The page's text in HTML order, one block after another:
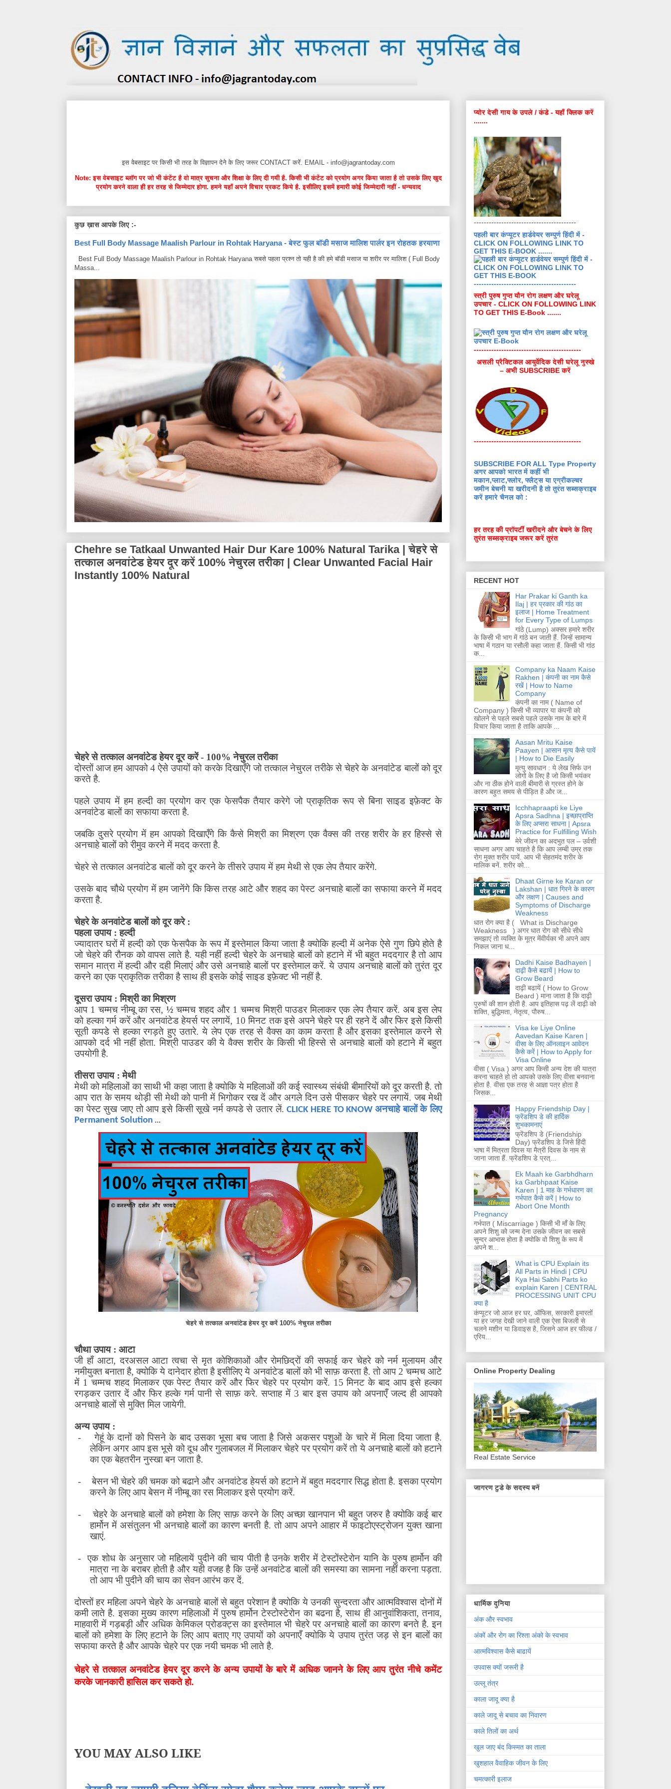
इस वेबसाइट पर किसी भी तरह के विज्ञापन देने के लिए जरूर CONTACT करें. EMAIL - info@jagrantoday.com
Note: इस वेबसाइट ब्लॉग पर जो भी कंटेंट है वो मात्र सुचना और शिक्षा के लिए दी गयी है. किसी भी कंटेंट को प्रयोग अगर किया जाता है तो उसके लिए खुद
प्रयोग करने वाला ही हर तरह से जिम्मेदार होगा. हमने यहाँ अपने विचार प्रकट किये है. इसीलिए इसमें हमारी कोई जिम्मेदारी नहीं - धन्यवाद
कुछ ख़ास आपके लिए :-
Best Full Body Massage Maalish Parlour in Rohtak Haryana - बेस्ट फुल बॉडी मसाज मालिश पार्लर इन रोहतक हरयाणा
Best Full Body Massage Maalish Parlour in Rohtak Haryana सबसे पहला प्रश्न तो यही है की हमे बॉडी मसाज या शरीर पर मालिश ( Full Body
Massa...
Chehre se Tatkaal Unwanted Hair Dur Kare 100% Natural Tarika | चेहरे से
तत्काल अनवांटेड हेयर दूर करें 100% नेचुरल तरीका | Clear Unwanted Facial Hair
Instantly 100% Natural
चेहरे से तत्काल अनवांटेड हेयर दूर करें - 100%नेचुरल तरीका
दोस्तों आज हम आपको 4 ऐसे उपायों को करके दिखाएँगे जो तत्काल नेचुरल तरीके से चेहरे के अनवांटेड बालों को दूर
करते है.
पहले उपाय में हम हल्दी का प्रयोग कर एक फेसपैक तैयार करेगे जो प्राकृतिक रूप से बिना साइड इफ़ेक्ट के
अनवांटेड बालों का सफाया करता है.
जबकि दुसरे प्रयोग में हम आपको दिखाएँगे कि कैसे मिश्री का मिश्रण एक वैक्स की तरह शरीर के हर हिस्से से
अनचाहे बालों को रीमुव करने में मदद करता है.
चेहरे से तत्काल अनवांटेड बालों को दूर करने के तीसरे उपाय में हम मेथी से एक लेप तैयार करेंगे.
उसके बाद चौथे प्रयोग में हम जानेंगे कि किस तरह आटे और शहद का पेस्ट अनचाहे बालों का सफाया करने में मदद
करता है.
चेहरे के अनवांटेड बालों को दूर करे :
पहला उपाय : हल्दी
ज्यादातर घरों में हल्दी को एक फेसपैक के रूप में इस्तेमाल किया जाता है क्योकि हल्दी में अनेक ऐसे गुण छिपे होते है
जो चेहरे की रौनक को वापस लाते है. यही नहीं हल्दी चेहरे के अनचाहे बालों को हटाने में भी बहुत मददगार है तो आप
समान मात्रा में हल्दी और दही मिलाएं और उसे अनचाहे बालों पर इस्तेमाल करें. ये उपाय अनचाहे बालों को तुरंत दूर
करने का एक प्राकृतिक तरीका है साथ ही इसके कोई साइड इफ़ेक्ट भी नहीं है.
दूसरा उपाय : मिश्री का मिश्रण
आप 1 चम्मच नीम्बू का रस, ½ चम्मच शहद और 1 चम्मच मिश्री पाउडर मिलाकर एक लेप तैयार करें. अब इस लेप
को हल्का गर्म करें और अनवांटेड हेयर्स पर लगायें, 10 मिनट तक इसे अपने चेहरे पर ही रहने दें और फिर इसे किसी
सूती कपडे से हल्का रगड़ते हुए उतारे. ये लेप एक तरह से वैक्स का काम करता है और इसका इस्तेमाल करने से
आपको दर्द भी नहीं होता. मिश्री पाउडर की ये वैक्स शरीर के किसी भी हिस्से से अनचाहे बालों को हटाने में बहुत
उपयोगी है.
तीसरा उपाय : मेथी
मेथी को महिलाओं का साथी भी कहा जाता है क्योकि ये महिलाओं की कई स्वास्थ्य संबंधी बीमारियों को दूर करती है. तो
आप रात के समय थोड़ी सी मेथी को पानी में भिगोकर रख दें और अगले दिन उसे पीसकर चेहरे पर लगायें. जब मेथी
का पेस्ट सुख जाए तो आप इसे किसी सूखे नर्म कपडे से उतार लें.CLICK HERE TO KNOWअनचाहे बालों के लिए
Permanent Solution ...
चेहरे से तत्काल अनवांटेड हेयर दूर करें 100% नेचुरल तरीका
चौथा उपाय : आटा
जी हाँ आटा,दरअसल आटा त्वचा से मृत कोशिकाओं और रोमछिद्रों की सफाई कर चेहरे को नर्म मुलायम और
नमीयुक्त बनाता है,क्योकि ये दानेदार होता है इसीलिए ये अनवांटेड बालों को भी साफ़ करता है. तो आप 2 चम्मच आटे
में 1 चम्मच शहद मिलाकर एक पेस्ट तैयार करें और फिर चेहरे पर प्रयोग करें. 15 मिनट के बाद आप इसे हल्का
रगड़कर उतार दें और फिर हल्के गर्म पानी से साफ़ करे. सप्ताह में 3 बार इस उपाय को अपनाएँ जल्द ही आपको
अनचाहे बालों से मुक्ति मिल जायेगी.
अन्य उपाय :
-
गेहूं के दानों को पिसने के बाद उसका भूसा बच जाता है जिसे अकसर पशुओं के चारे में मिला दिया जाता है.
लेकिन अगर आप इस भूसे को दूध और गुलाबजल में मिलाकर चेहरे पर प्रयोग करें तो ये अनचाहे बालों को हटाने
का एक बेहतरीन नुस्खा बन जाता है.
-
बेसन भी चेहरे की चमक को बढाने और अनवांटेड हेयर्स को हटाने में बहुत मददगार सिद्ध होता है. इसका प्रयोग
करने के लिए आप बेसन में नीम्बू का रस मिलाकर इसे प्रयोग करें.
-
चेहरे के अनचाहे बालों को हमेशा के लिए साफ़ करने के लिए अच्छा खानपान भी बहुत जरुर है क्योकि कई बार
हार्मोन में असंतुलन भी अनचाहे बालों का कारण बनती है. तो आप अपने आहार में फाइटोएस्ट्रोजन युक्त खाना
खाएं.
-
एक शोध के अनुसार जो महिलायें पुदीने की चाय पीती है उनके शरीर में टेस्टोंस्टेरोन यानि के पुरुष हार्मोन की
मात्रा ना के बराबर होती है और यही वजह है कि उन्हें अनवांटेड बालों की समस्या का सामना नहीं करना पड़ता.
तो आप भी पुदीने की चाय का सेवन आरंभ कर दें.
दोस्तों हर महिला अपने चेहरे के अनचाहे बालों से बहुत परेशान है क्योकि ये उनकी सुन्दरता और आत्मविश्वास दोनों में
कमी लाते है. इसका मुख्य कारण महिलाओं में पुरुष हार्मोन टेस्टोस्टेरोन का बढना है,साथ ही आनुवांशिकता,तनाव,
माहवारी में गड़बड़ी और अधिक केमिकल प्रोडक्ट्स का इस्तेमाल भी चेहरे पर अनचाहे बालों का कारण बनते है. इन
बालों को हमेशा के लिए हटाने के लिए आप बताए गए उपायों को अपनाएँ क्योकि ये उपाय तुरंत जड़ से इन बालों का
सफाया करते है और आपके चेहरे पर एक नयी चमक भी लाते है.
चेहरे से तत्काल अनवांटेड हेयर दूर करने के अन्य उपायों के बारे में अधिक जानने के लिए आप तुरंत नीचे कमेंट
करके जानकारी हासिल कर सकते हो.
YOU MAY ALSO LIKE
प्योर देसी गाय के उपले / कंडे - यहाँ क्लिक करें
.......
-----------------------------------------
पहली बार कंप्यूटर हार्डवेयर सम्पुर्ण हिंदी में -
CLICK ON FOLLOWING LINK TO
GET THIS E-BOOK .......
-----------------------------------------
स्त्री पुरुष गुप्त यौन रोग लक्षण और घरेलू
उपचार - CLICK ON FOLLOWING LINK
TO GET THIS E-Book .......
-------------------------------------------
असली प्रैक्टिकल आयुर्वेदिक देसी घरेलू नुस्खे
– अभी SUBSCRIBE करें
-------------------------------------------
SUBSCRIBE FOR ALL Type Property
अगर आपको भारत में कहीं भी
मकान,प्लाट,फ्लोर, फ्लैट्स या एग्रीकल्चर
जमीन बेचनी या खरीदनी है तो तुरंत सब्सक्राइब
करें हमारे चैनल को :
हर तरह की प्रॉपर्टी खरीदने और बेचने के लिए
तुरंत सब्सक्राइब जरूर करें तुरंत
RECENT HOT
Har Prakar ki Ganth ka
Ilaj | हर प्रकार की गांठ का
इलाज | Home Treatment
for Every Type of Lumps
गांठे (Lump) अक्सर हमारे शरीर
के किसी भी भाग में गांठे बन जाती हैं. जिन्हें सामान्य
भाषा में गठान या रसौली कहा जाता हैं. किसी भी गांठ
क...
Company ka Naam Kaise
Rakhen | कंपनी का नाम कैसे
रखें | How to Name
Company
कंपनी का नाम ( Name of
Company ) किसी भी व्यापार या कंपनी को
खोलने से पहले सबसे पहले उसके नाम के बारे में
विचार किया जाता है ताकि आपके ...
Aasan Mritu Kaise
Paayen | आसान मृत्य कैसे पायें
| How to Die Easily
मृत्यु सावधान : ये लेख सिर्फ उन
लोगो के लिए है जो किसी भयंकर
और ना ठीक होने वाली बीमारी से ग्रस्त होने के
कारण बहुत समय से पीड़ित है और ज...
Icchhapraapti ke Liye
Apsra Sadhna | इच्छाप्राप्ति
के लिए अप्सरा साधना | Apsra
Practice for Fulfilling Wish
मेरे जीवन का अदभुत पल – उर्वशी
साधना अगर आप चाहते है कि आप लम्बी उम्र तक
रोग मुक्त शरीर पायें. आप भी सेहतमंद शरीर के
मालिक बनें. शरीर को...
Dhaat Girne ke Karan or
Lakshan | धात गिरने के कारण
और लक्षण | Causes and
Symptoms of Discharge
Weakness
धात रोग क्या है ( What is Discharge
Weakness ) अगर धात रोग को सीधे सीधे
समझाएं तो व्यक्ति के मूत्र मेंवीर्यका भी अपने आप
निकल जाना ध...
Dadhi Kaise Badhayen |
दाढ़ी कैसे बढायें | How to
Grow Beard
दाढ़ी बढायें ( How to Grow
Beard ) माना जाता है कि दाढ़ी
पुरुषों की शान होती है. आप इतिहास पढ़ लें दाढ़ी को
शक्ति, बुद्धिमता, नेतृत्व, पौरुष...
Visa ke Liye Online
Aavedan Kaise Karen |
वीसा के लिए ऑनलाइन आवेदन
कैसे करें | How to Apply for
Visa Online
वीसा ( Visa ) अगर आप किसी अन्य देश की यात्रा
करना चाहते हो तो आपको उसके लिए वीसा बनवाना
होता है. वीसा एक तरह से आज्ञा पत्र होता है
जिसक...
Happy Friendship Day |
फ्रेंडशिप डे की हार्दिक
शुभकामनाएं
फ्रेंडशिप डे (Friendship
Day) फ्रेंडशिप डे जिसे हिंदी
भाषा में मित्रता दिवस या मैत्री दिवस के नाम से
जाना जाता हैं. फ्रेंडशिप डे प्रत्...
Ek Maah ke Garbhdharn
ka Garbhpaat Kaise
Karen | 1 माह के गर्भधारण का
गर्भपात कैसे करें | How to
Abort One Month
Pregnancy
गर्भपात ( Miscarriage ) किसी भी माँ के लिए
अपने शिशु को जन्म देना उसके जीवन का सबसे
सुन्दर आभास होता है क्योकि वो शिशु के रूप में
अपने श...
What is CPU Explain its
All Parts in Hindi | CPU
Kya Hai Sabhi Parts ko
explain Karen | CENTRAL
PROCESSING UNIT CPU
क्या है
कंप्यूटर जो आज हर घर, ऑफिस, सरकारी इमारतों
या हर जगह देखी जाने वाली एक ऐसा बिजली से
चलने मशीन या डिवाइस है, जिसने आज हर फील्ड /
एरिय...
Online Property Dealing
Real Estate Service
जागरण टुडे के सदस्य बनें
धार्मिक दुनिया
अंक और स्वभाव
अंकों और रोग का रिश्ता अंको के स्वभाव
आत्मविश्वास कैसे बाढायें
उपवास क्यों जरूरी है
उल्लू तंत्र
काला जादू क्या है
काले जादू से बचाव का निवारण
काले तिलों का अर्थ
खुल जाए बंद किस्मत का ताला
खुशहाल वैवाहिक जीवन के लिए
चमत्कारी इलाज